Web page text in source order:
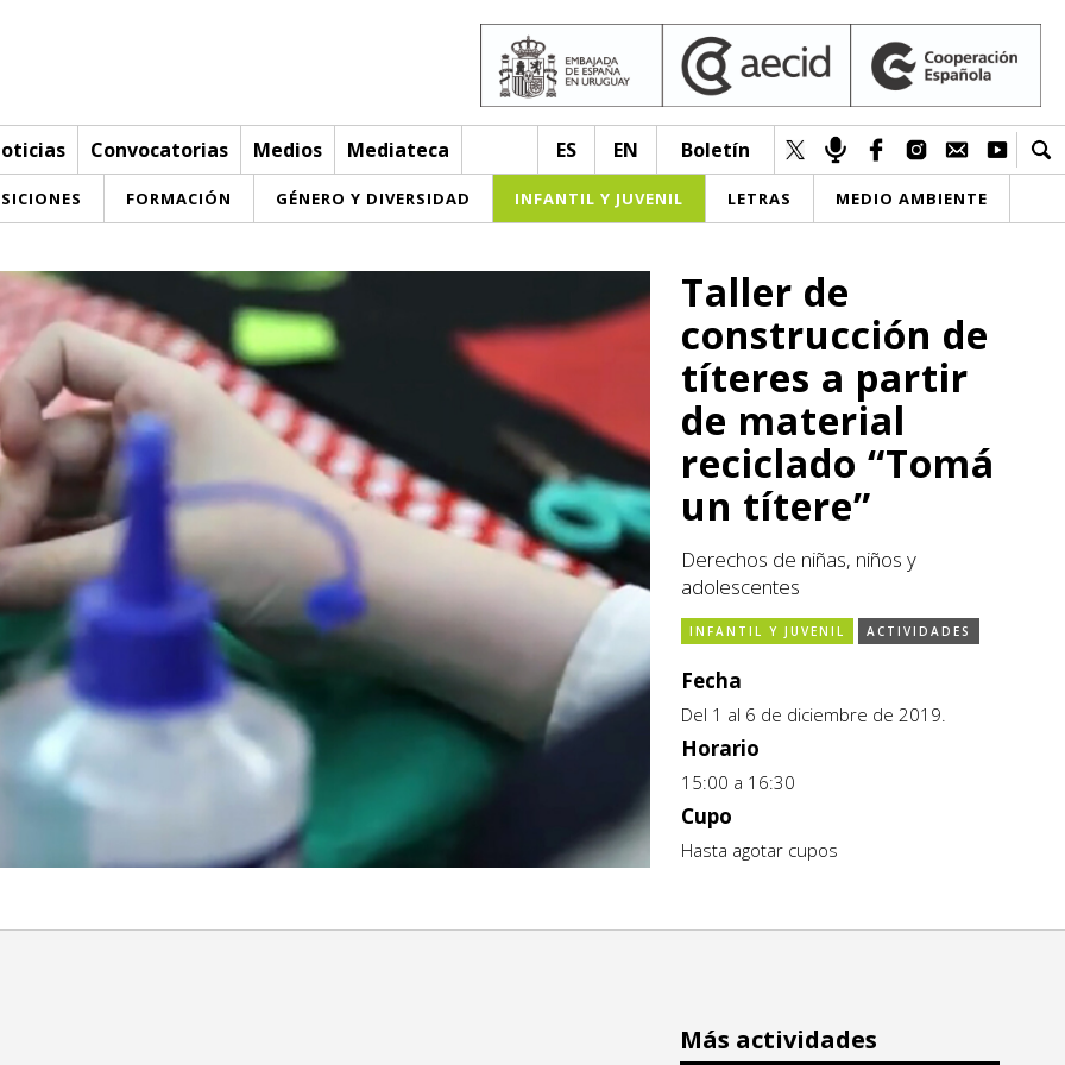
Convocatorias Medios Mediateca ES EN Boletín
FORMACIÓN GÉNERO Y DIVERSIDAD INFANTIL Y JUVENIL LETRAS MEDIO AMBIENTE
Taller de
construcción de
títeres a partir
de material
reciclado “Tomá
un títere”
Derechos de niñas, niños y
adolescentes
INFANTIL Y JUVENIL ACTIVIDADES
Fecha
Del 1 al 6 de diciembre de 2019.
Horario
15:00 a 16:30
Cupo
Hasta agotar cupos
Más actividades